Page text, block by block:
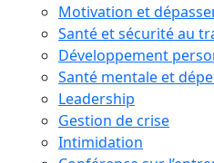
Motivation et
Santé et sécurité au
Développement
Santé mentale et
Leadership
Gestion de crise
Intimidation